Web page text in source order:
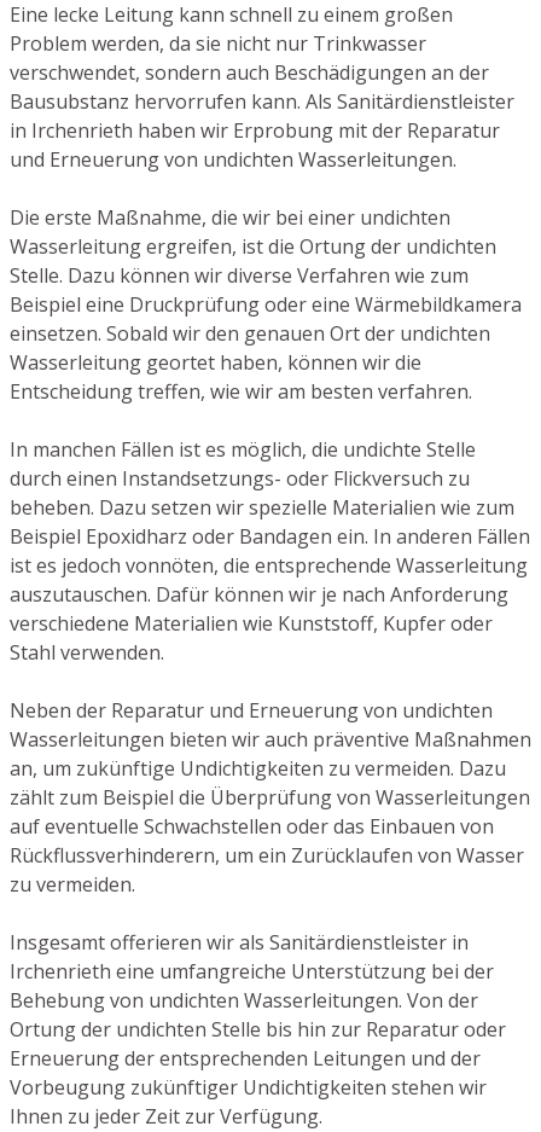
Eine lecke Leitung kann schnell zu einem großen
Problem werden, da sie nicht nur Trinkwasser
verschwendet, sondern auch Beschädigungen an der
Bausubstanz hervorrufen kann. Als Sanitärdienstleister
in Irchenrieth haben wir Erprobung mit der Reparatur
und Erneuerung von undichten Wasserleitungen.
Die erste Maßnahme, die wir bei einer undichten
Wasserleitung ergreifen, ist die Ortung der undichten
Stelle. Dazu können wir diverse Verfahren wie zum
Beispiel eine Druckprüfung oder eine Wärmebildkamera
einsetzen. Sobald wir den genauen Ort der undichten
Wasserleitung geortet haben, können wir die
Entscheidung treffen, wie wir am besten verfahren.
In manchen Fällen ist es möglich, die undichte Stelle
durch einen Instandsetzungs- oder Flickversuch zu
beheben. Dazu setzen wir spezielle Materialien wie zum
Beispiel Epoxidharz oder Bandagen ein. In anderen Fällen
ist es jedoch vonnöten, die entsprechende Wasserleitung
auszutauschen. Dafür können wir je nach Anforderung
verschiedene Materialien wie Kunststoff, Kupfer oder
Stahl verwenden.
Neben der Reparatur und Erneuerung von undichten
Wasserleitungen bieten wir auch präventive Maßnahmen
an, um zukünftige Undichtigkeiten zu vermeiden. Dazu
zählt zum Beispiel die Überprüfung von Wasserleitungen
auf eventuelle Schwachstellen oder das Einbauen von
Rückflussverhinderern, um ein Zurücklaufen von Wasser
zu vermeiden.
Insgesamt offerieren wir als Sanitärdienstleister in
Irchenrieth eine umfangreiche Unterstützung bei der
Behebung von undichten Wasserleitungen. Von der
Ortung der undichten Stelle bis hin zur Reparatur oder
Erneuerung der entsprechenden Leitungen und der
Vorbeugung zukünftiger Undichtigkeiten stehen wir
Ihnen zu jeder Zeit zur Verfügung.